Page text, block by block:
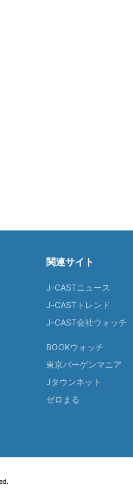
関連サイト
J-CASTニュース
J-CASTトレンド
J-CAST会社ウォッチ
BOOKウォッチ
東京バーゲンマニア
Jタウンネット
ゼロまる